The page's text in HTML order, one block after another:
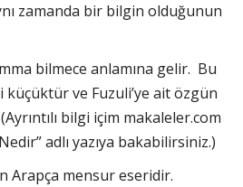
zamanda bir bilgin olduğunun
bilmece anlamına gelir. Bu
küçüktür ve Fuzuli’ye ait özgün
bilgi içim makaleler.com
adlı yazıya bakabilirsiniz.)
Arapça mensur eseridir.